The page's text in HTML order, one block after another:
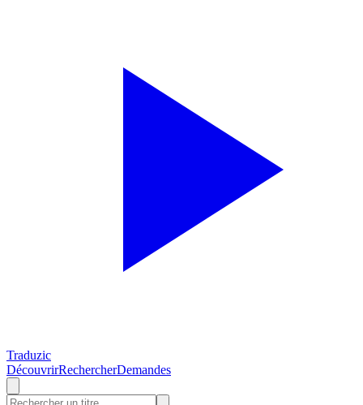
Traduzic
DécouvrirRechercherDemandes